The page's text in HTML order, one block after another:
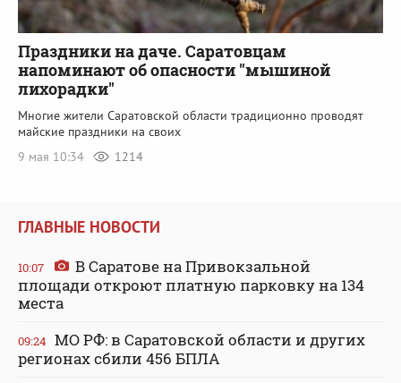
Праздники на даче. Саратовцам
напоминают об опасности "мышиной
лихорадки"
Многие жители Саратовской области традиционно проводят
майские праздники на своих
9 мая 10:34
1214
ГЛАВНЫЕ НОВОСТИ
10:07
В Саратове на Привокзальной
площади откроют платную парковку на 134
места
09:24 МО РФ: в Саратовской области и других
регионах сбили 456 БПЛА